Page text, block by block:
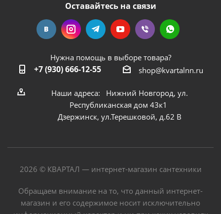
Оставайтесь на связи
Нужна помощь в выборе товара?
+7 (930) 666-12-55 shop@kvartalnn.ru
Наши адреса: Нижний Новгород, ул.
Республиканская дом 43к1
Дзержинск, ул.Терешковой, д.62 В
2026 © КВАРТАЛ — интернет-магазин сантехники
Обращаем внимание на то, что данный интернет-
магазин и его содержимое носит исключительно